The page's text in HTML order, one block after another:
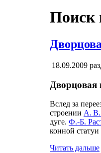
Поиск
18.09.2009
Вслед за
строении А. В.
дуге. Ф.-Б.
конной
Читать дальше